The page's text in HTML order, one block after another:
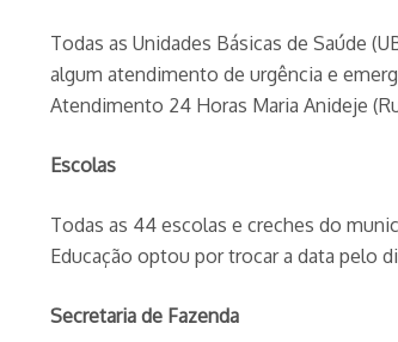
Todas as Unidades Básicas de Saúde
algum atendimento de urgência e
Atendimento 24 Horas Maria Anideje
Escolas
Todas as 44 escolas e creches do
Educação optou por trocar a data pelo
Secretaria de Fazenda